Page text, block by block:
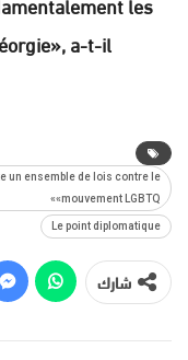
a-t-il
un ensemble de lois contre le
«mouvement LGBTQ»
Le point diplomatique
شارك